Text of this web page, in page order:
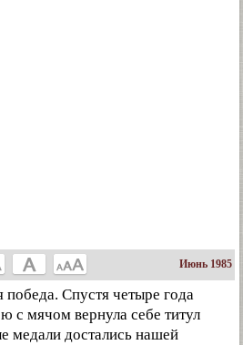
Июнь 1985
Спустя четыре года
с мячом вернула себе титул
медали достались нашей